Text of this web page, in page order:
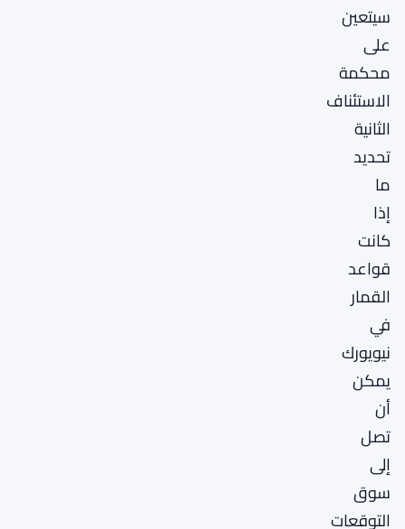
سيتعين
على
محكمة
الاستئناف
الثانية
تحديد
ما
إذا
كانت
قواعد
القمار
في
نيويورك
يمكن
أن
تصل
إلى
سوق
التوقعات